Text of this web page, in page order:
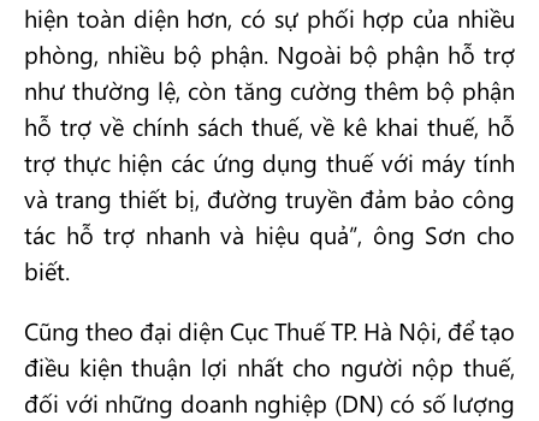
hiện toàn diện hơn, có sự phối hợp của nhiều
phòng, nhiều bộ phận. Ngoài bộ phận hỗ trợ
như thường lệ, còn tăng cường thêm bộ phận
hỗ trợ về chính sách thuế, về kê khai thuế, hỗ
trợ thực hiện các ứng dụng thuế với máy tính
và trang thiết bị, đường truyền đảm bảo công
tác hỗ trợ nhanh và hiệu quả”, ông Sơn cho
biết.
Cũng theo đại diện Cục Thuế TP. Hà Nội, để tạo
điều kiện thuận lợi nhất cho người nộp thuế,
đối với những doanh nghiệp (DN) có số lượng